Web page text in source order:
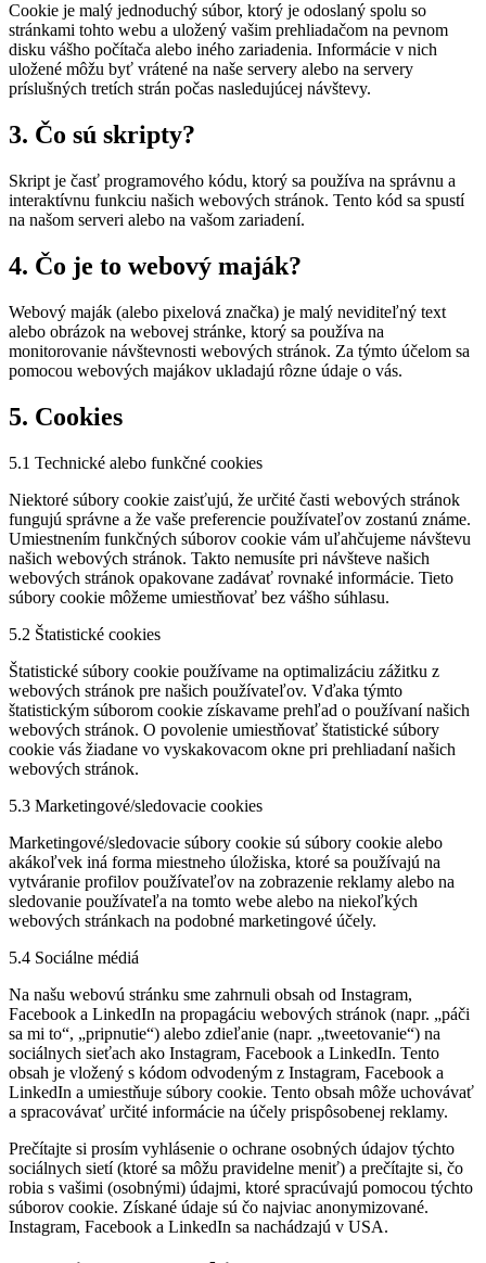
Cookie je malý jednoduchý súbor, ktorý je odoslaný spolu so
stránkami tohto webu a uložený vašim prehliadačom na pevnom
disku vášho počítača alebo iného zariadenia. Informácie v nich
uložené môžu byť vrátené na naše servery alebo na servery
príslušných tretích strán počas nasledujúcej návštevy.
3. Čo sú skripty?
Skript je časť programového kódu, ktorý sa používa na správnu a
interaktívnu funkciu našich webových stránok. Tento kód sa spustí
na našom serveri alebo na vašom zariadení.
4. Čo je to webový maják?
Webový maják (alebo pixelová značka) je malý neviditeľný text
alebo obrázok na webovej stránke, ktorý sa používa na
monitorovanie návštevnosti webových stránok. Za týmto účelom sa
pomocou webových majákov ukladajú rôzne údaje o vás.
5. Cookies
5.1 Technické alebo funkčné cookies
Niektoré súbory cookie zaisťujú, že určité časti webových stránok
fungujú správne a že vaše preferencie používateľov zostanú známe.
Umiestnením funkčných súborov cookie vám uľahčujeme návštevu
našich webových stránok. Takto nemusíte pri návšteve našich
webových stránok opakovane zadávať rovnaké informácie. Tieto
súbory cookie môžeme umiestňovať bez vášho súhlasu.
5.2 Štatistické cookies
Štatistické súbory cookie používame na optimalizáciu zážitku z
webových stránok pre našich používateľov. Vďaka týmto
štatistickým súborom cookie získavame prehľad o používaní našich
webových stránok. O povolenie umiestňovať štatistické súbory
cookie vás žiadane vo vyskakovacom okne pri prehliadaní našich
webových stránok.
5.3 Marketingové/sledovacie cookies
Marketingové/sledovacie súbory cookie sú súbory cookie alebo
akákoľvek iná forma miestneho úložiska, ktoré sa používajú na
vytváranie profilov používateľov na zobrazenie reklamy alebo na
sledovanie používateľa na tomto webe alebo na niekoľkých
webových stránkach na podobné marketingové účely.
5.4 Sociálne médiá
Na našu webovú stránku sme zahrnuli obsah od Instagram,
Facebook a LinkedIn na propagáciu webových stránok (napr. „páči
sa mi to“, „pripnutie“) alebo zdieľanie (napr. „tweetovanie“) na
sociálnych sieťach ako Instagram, Facebook a LinkedIn. Tento
obsah je vložený s kódom odvodeným z Instagram, Facebook a
LinkedIn a umiestňuje súbory cookie. Tento obsah môže uchovávať
a spracovávať určité informácie na účely prispôsobenej reklamy.
Prečítajte si prosím vyhlásenie o ochrane osobných údajov týchto
sociálnych sietí (ktoré sa môžu pravidelne meniť) a prečítajte si, čo
robia s vašimi (osobnými) údajmi, ktoré spracúvajú pomocou týchto
súborov cookie. Získané údaje sú čo najviac anonymizované.
Instagram, Facebook a LinkedIn sa nachádzajú v USA.